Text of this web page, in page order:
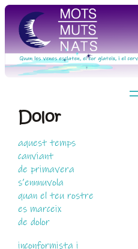
Vés
al
contingut
Dolor
aquest temps
canviant
de primavera
s’ennnuvola
quan el teu rostre
es marceix
de dolor
inconformista i